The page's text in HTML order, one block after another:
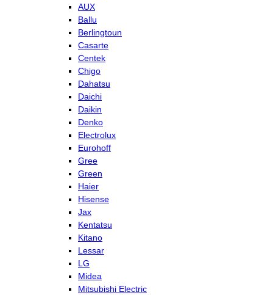
AUX
Ballu
Berlingtoun
Casarte
Centek
Chigo
Dahatsu
Daichi
Daikin
Denko
Electrolux
Eurohoff
Gree
Green
Haier
Hisense
Jax
Kentatsu
Kitano
Lessar
LG
Midea
Mitsubishi Electric